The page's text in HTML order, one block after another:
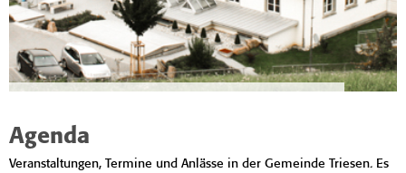
Agenda
Veranstaltungen, Termine und Anlässe in der Gemeinde Triesen. Es